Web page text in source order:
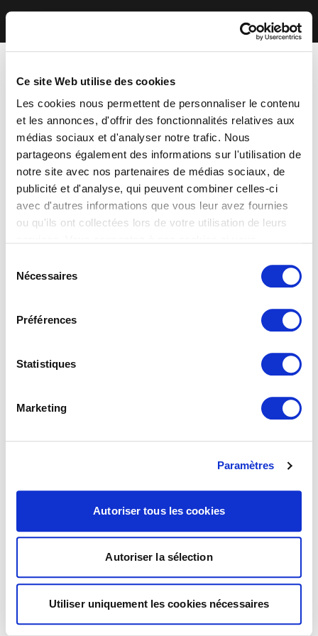
Ce site Web utilise des cookies
Les cookies nous permettent de personnaliser le contenu
et les annonces, d'offrir des fonctionnalités relatives aux
médias sociaux et d'analyser notre trafic. Nous
partageons également des informations sur l'utilisation de
notre site avec nos partenaires de médias sociaux, de
publicité et d'analyse, qui peuvent combiner celles-ci
avec d'autres informations que vous leur avez fournies
ou qu'ils ont collectées lors de votre utilisation de leurs
Nécessaires
Préférences
Statistiques
Marketing
Paramètres
Autoriser tous les cookies
Autoriser la sélection
Utiliser uniquement les cookies nécessaires